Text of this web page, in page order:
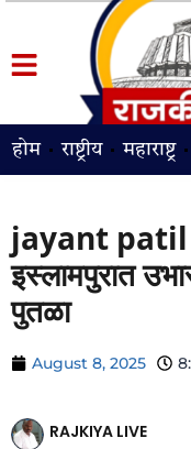
होम राष्ट्रीय महाराष्ट्र
jayant patil
इस्लामपुरात
पुतळा
August 8, 2025
RAJKIYA LIVE